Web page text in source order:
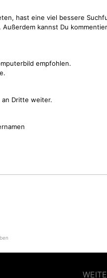
hast eine viel bessere
kannst Du
empfohlen.
an Dritte weiter.